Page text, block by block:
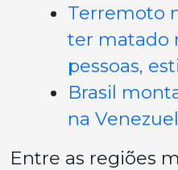
Terremoto
ter matado
pessoas,
Brasil
na
Entre as regiões